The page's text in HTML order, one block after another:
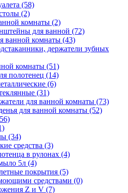
(58)
(2)
комнаты (2)
для ванной (72)
ванной комнаты (43)
держатели зубных
комнаты (51)
полотенец (14)
(6)
(31)
для ванной комнаты (73)
для ванной комнаты (52)
(34)
средства (3)
в рулонах (4)
5л (4)
покрытия (5)
средствами (0)
Z и V (7)